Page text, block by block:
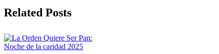
Facebook
X
LinkedIn
WhatsApp
Pinterest
Email
Related Posts